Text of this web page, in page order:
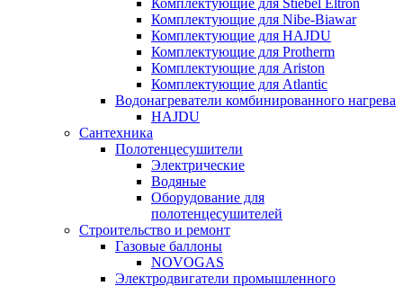
Комплектующие для Stiebel Eltron
Комплектующие для Nibe-Biawar
Комплектующие для HAJDU
Комплектующие для Protherm
Комплектующие для Ariston
Комплектующие для Atlantic
Водонагреватели комбинированного нагрева
HAJDU
Сантехника
Полотенцесушители
Электрические
Водяные
Оборудование для
полотенцесушителей
Строительство и ремонт
Газовые баллоны
NOVOGAS
Электродвигатели промышленного